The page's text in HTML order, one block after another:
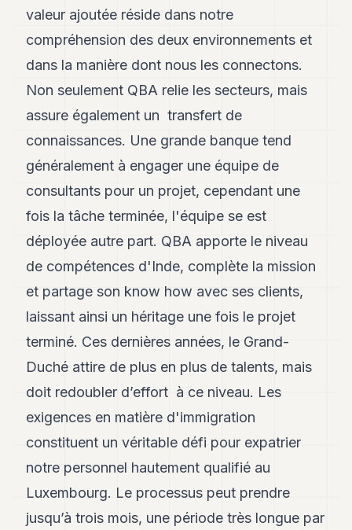
Andy
Andy
3
FINANCE
ART
DE
VIVRE
ASSURANCE
POLITIQUE
IMMOBILIER
EQUITY
SPORT
JURIDIQUE
ENTREPRISES
ASSOCIATIONS
valeur ajoutée réside dans notre
compréhension des deux environnements et
dans la manière dont nous les connectons.
Non seulement QBA relie les secteurs, mais
assure également un transfert de
connaissances. Une grande banque tend
généralement à engager une équipe de
consultants pour un projet, cependant une
fois la tâche terminée, l'équipe se est
déployée autre part. QBA apporte le niveau
de compétences d'Inde, complète la mission
et partage son know how avec ses clients,
laissant ainsi un héritage une fois le projet
terminé. Ces dernières années, le Grand-
Duché attire de plus en plus de talents, mais
doit redoubler d’effort à ce niveau. Les
exigences en matière d'immigration
constituent un véritable défi pour expatrier
notre personnel hautement qualifié au
Luxembourg. Le processus peut prendre
jusqu’à trois mois, une période très longue par